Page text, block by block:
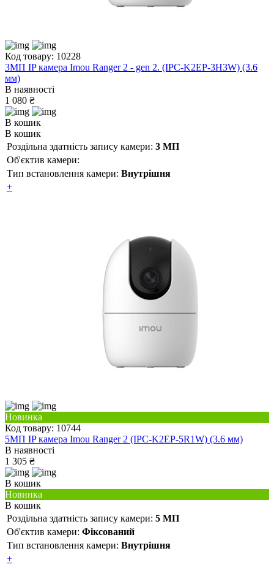
Код товару: 10228
3МП IP камера Imou Ranger 2 - gen 2. (IPC-K2EP-3H3W) (3.6
мм)
В наявності
1 080 ₴
В кошик
В кошик
Роздільна здатність запису камери: 3 МП
Об'єктив камери:
Тип встановлення камери: Внутрішня
+
Новинка
Код товару: 10744
5МП IP камера Imou Ranger 2 (IPC-K2EP-5R1W) (3.6 мм)
В наявності
1 305 ₴
В кошик
Новинка
В кошик
Роздільна здатність запису камери: 5 МП
Об'єктив камери: Фіксований
Тип встановлення камери: Внутрішня
+